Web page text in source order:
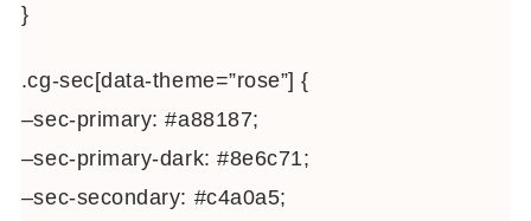
}
.cg-sec[data-theme=”rose”] {
–sec-primary: #a88187;
–sec-primary-dark: #8e6c71;
–sec-secondary: #c4a0a5;